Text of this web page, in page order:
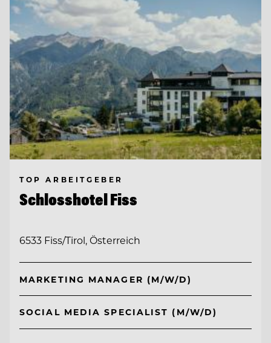
TOP ARBEITGEBER
Schlosshotel Fiss
6533 Fiss/Tirol, Österreich
MARKETING MANAGER (M/W/D)
SOCIAL MEDIA SPECIALIST (M/W/D)